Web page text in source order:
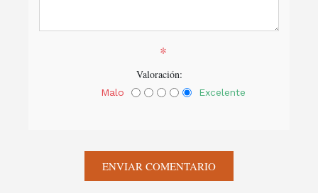
*
Valoración:
Malo Excelente